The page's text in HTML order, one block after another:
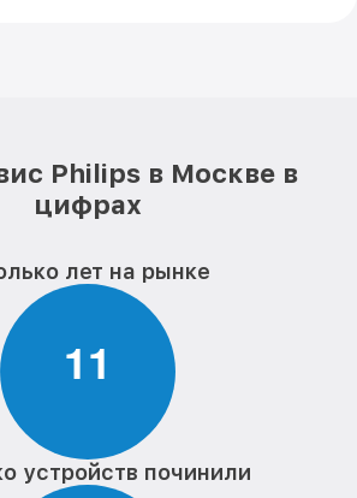
Philips в Москве в
цифрах
лет на рынке
11
устройств починили